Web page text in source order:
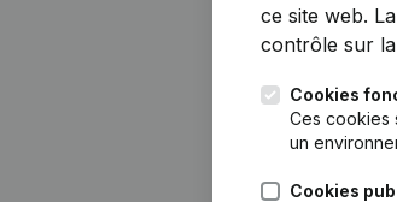
ce site web.
contrôle sur
Cookies
Ces cookies
un
Cookies